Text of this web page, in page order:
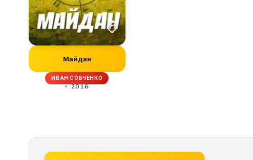
Майдан
ИВАН СОБЧЕНКО
2016